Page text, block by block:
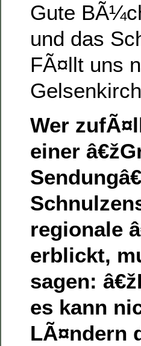
Gute
und das
FÃ¤llt uns
Wer
einer
regionale
erblickt,
sagen:
es kann
LÃ¤ndern